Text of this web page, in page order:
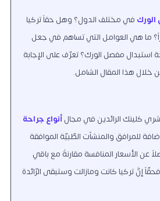
في مختلف الدول؟ وهل حقاً تركيا
ما هي العوامل التي تساهم في جعل
استبدال مفصل الورك؟ تعرّف على الإجابة
خلال هذا المقال الشامل.
كلينك الرائدين في مجالأنواع جراحة
للمرافق والمنشآت الطّبيّة الموافقة
عن الأسعار المنافسة مقارنةً مع باقي
إنَّ تركيا كانت ومازالت وستبقى الرّائدة